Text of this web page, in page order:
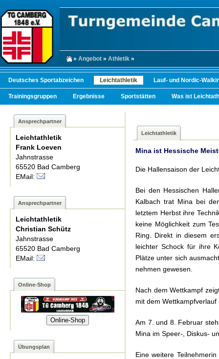
» Angebot » Athletik »
Deutsches Sportabzeichen Leichtathletik Lauf- und Nordic-
Trainingsgruppen Ergebnisse Sportstätten Was ist
Ansprechpartner
Leichtathletik
Frank Loeven
Jahnstrasse
65520 Bad Camberg
EMail:
Ansprechpartner
Leichtathletik
Christian Schütz
Jahnstrasse
65520 Bad Camberg
EMail:
Online-Shop
Online-Shop
Übungsplan
Leichtathletik
Mina ist Hessische
Die Hallensaison der
Bei den Hessischen
Kalbach trat Mina bei
letztem Herbst ihre
keine Möglichkeit zum
Ring. Direkt in diesem
leichter Schock für ihre
Plätze unter sich
nehmen gewesen.
Nach dem Wettkampf
mit dem
Am 7. und 8. Februar
Mina im Speer-, Diskus-
Eine weitere